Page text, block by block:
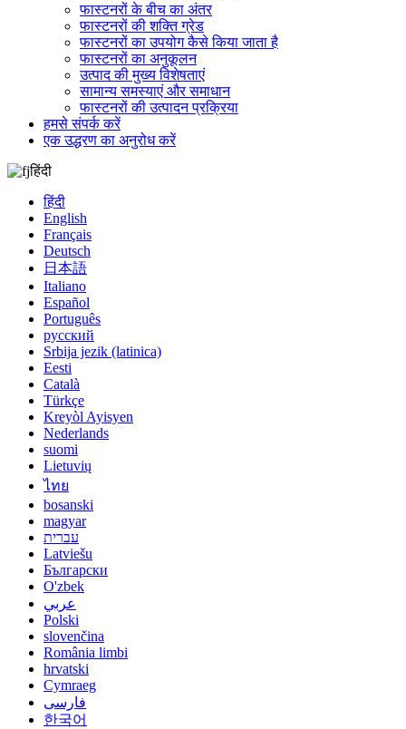
फास्टनरों के बीच का अंतर
फास्टनरों की शक्ति ग्रेड
फास्टनरों का उपयोग कैसे किया जाता है
फास्टनरों का अनुकूलन
उत्पाद की मुख्य विशेषताएं
सामान्य समस्याएं और समाधान
फास्टनरों की उत्पादन प्रक्रिया
हमसे संपर्क करें
एक उद्धरण का अनुरोध करें
हिंदी
हिंदी
English
Français
Deutsch
日本語
Italiano
Español
Português
русский
Srbija jezik (latinica)
Eesti
Català
Türkçe
Kreyòl Ayisyen
Nederlands
suomi
Lietuvių
ไทย
bosanski
magyar
עברית
Latviešu
Български
O'zbek
عربي
Polski
slovenčina
România limbi
hrvatski
Cymraeg
فارسی
한국어